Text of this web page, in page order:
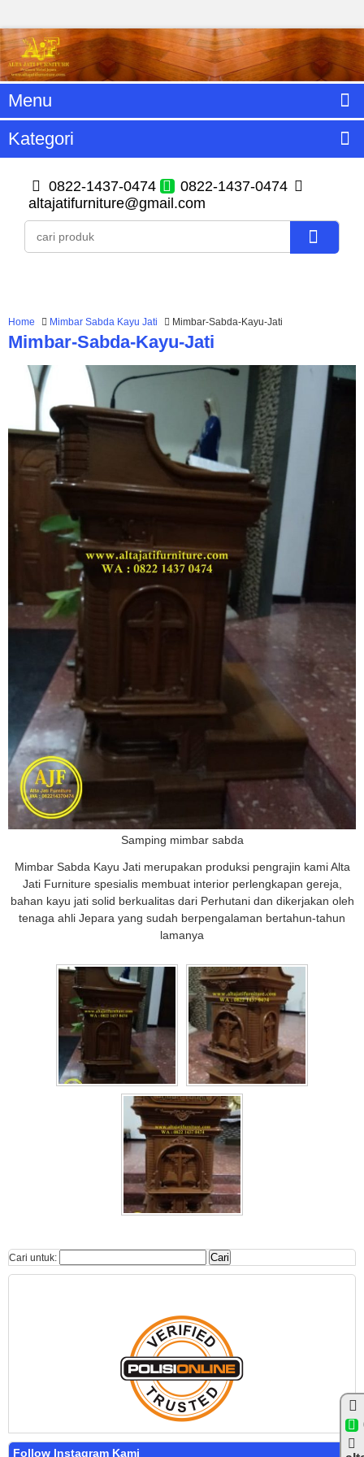
Menu
Kategori
0822-1437-0474
0822-1437-0474
altajatifurniture@gmail.com
Home Mimbar Sabda Kayu Jati Mimbar-Sabda-Kayu-Jati
Mimbar-Sabda-Kayu-Jati
Samping mimbar sabda
Mimbar Sabda Kayu Jati merupakan produksi pengrajin kami Alta
Jati Furniture spesialis membuat interior perlengkapan gereja,
bahan kayu jati solid berkualitas dari Perhutani dan dikerjakan oleh
tenaga ahli Jepara yang sudah berpengalaman bertahun-tahun
lamanya
Cari untuk:
Follow Instagram Kami